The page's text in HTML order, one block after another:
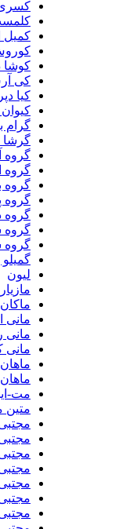
کسری حرمتی
کلمست
کمیل احتشام
کوروش
کوشا دهقان
کی آرش
کیا دپرس
کیوان پویا
گرام بند
گرشا رضایی
گروه آفتاب
گروه اپیکور
گروه باتری و
گروه پالت
گروه دنگ شو
گروه سان دارک
گروه سون
گمیلو بند
مازیار فلاحی
مانی ارمغان
مانی رهنما
مانی کاکاوند
ماهان بهرام
ماهان مقدس
مت-این
متین معزپور
مجتبی اورنگی
مجتبی دل زنده
مجتبی زینلی
مجتبی شاه
مجتبی شجاع
مجتبی صفری
مجتبی کبیری